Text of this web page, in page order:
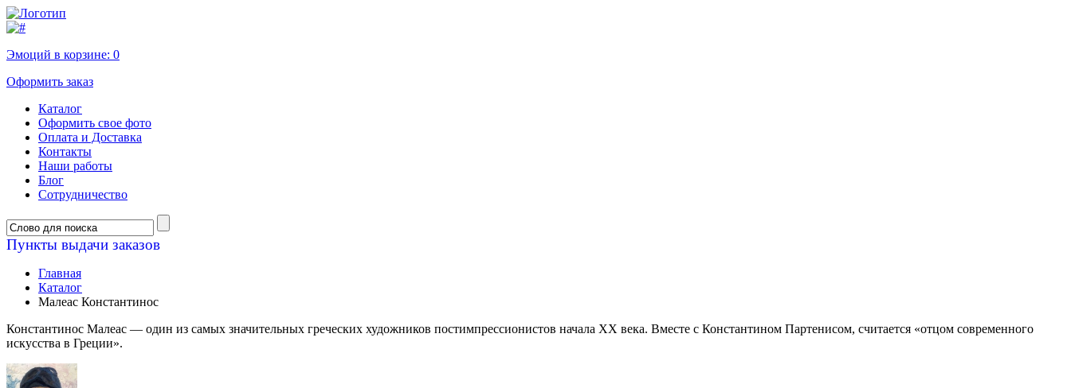
Эмоций в корзине: 0
Оформить заказ
Каталог
Оформить свое фото
Оплата и Доставка
Контакты
Наши работы
Блог
Сотрудничество
Пункты выдачи заказов
Главная
Каталог
Малеас Константинос
Константинос Малеас — один из самых значительных греческих художников постимпрессионистов начала XX века. Вместе с Константином Партенисом, считается «отцом современного
искусства в Греции».